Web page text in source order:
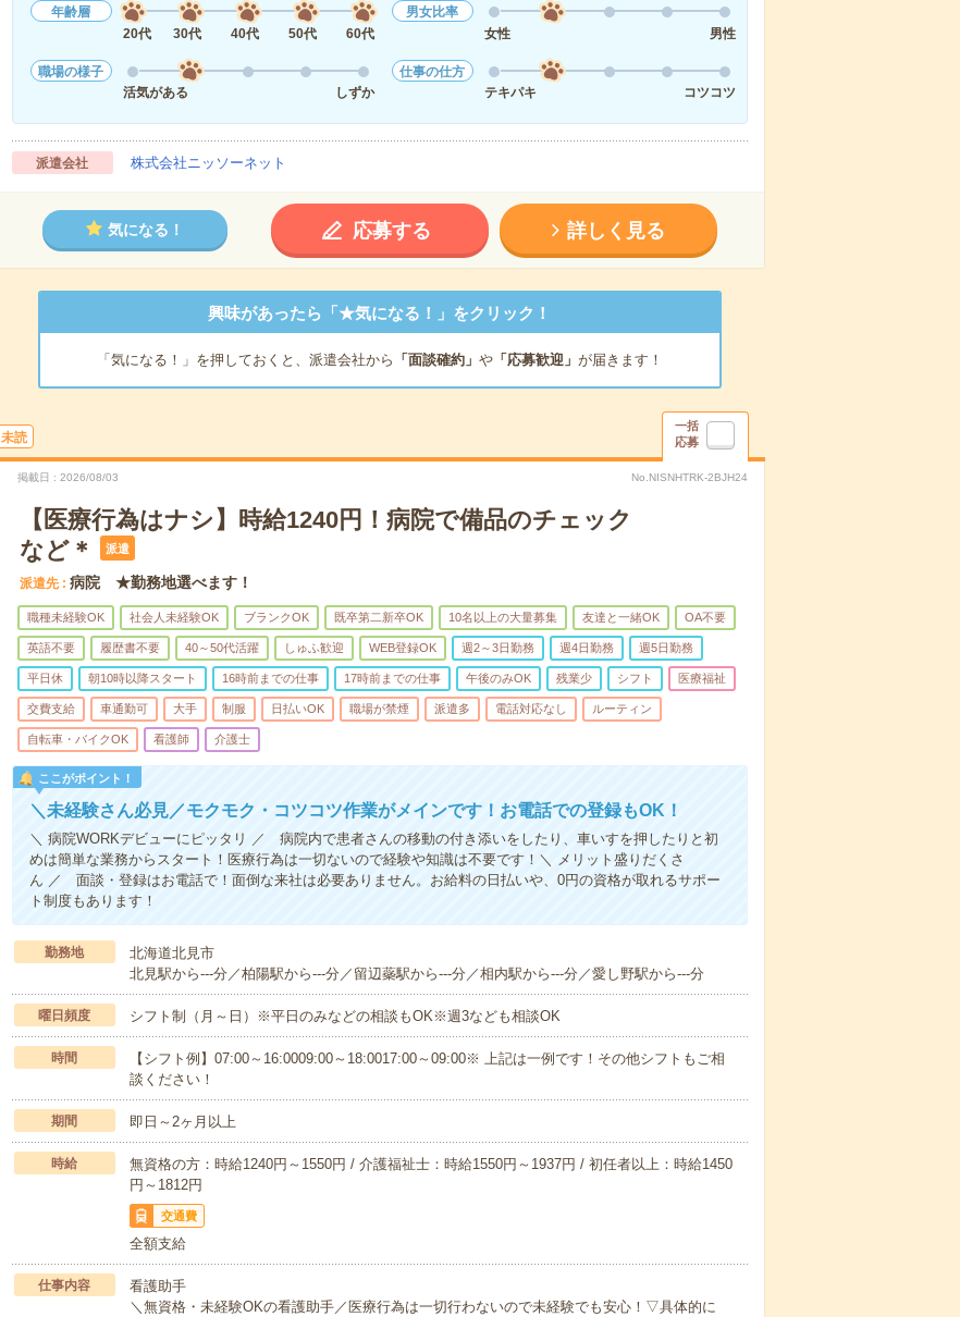
年齢層
20代
30代 40代 50代 60代
男女比率
女性
男性
職場の様子
活気がある
しずか
仕事の仕方
テキパキ
コツコツ
派遣会社 株式会社ニッソーネット
気になる！ 応募する 詳しく見る
興味があったら「★気になる！」をクリック！
「気になる！」を押しておくと、派遣会社から 「面談確約」 や「応募歓迎」 が届きます！
未読
一括
応募
掲載日 2026/08/03 No.NISNHTRK-2BJH24
【医療行為はナシ】時給1240円！病院で備品のチェック
など＊
派遣
派遣先 病院 ★勤務地選べます！
職種未経験OK 社会人未経験OK ブランクOK 既卒第二新卒OK 10名以上の大量募集 友達と一緒OK OA不要
英語不要 履歴書不要 40～50代活躍 しゅふ歓迎 WEB登録OK 週2～3日勤務 週4日勤務 週5日勤務
平日休 朝10時以降スタート 16時前までの仕事 17時前までの仕事 午後のみOK 残業少 シフト 医療福祉
交費支給 車通勤可 大手 制服 日払いOK 職場が禁煙 派遣多 電話対応なし ルーティン
自転車・バイクOK 看護師 介護士
ここがポイント！
＼未経験さん必見／モクモク・コツコツ作業がメインです！お電話での登録もOK！
＼ 病院WORKデビューにピッタリ ／ 病院内で患者さんの移動の付き添いをしたり、車いすを押したりと初
めは簡単な業務からスタート！医療行為は一切ないので経験や知識は不要です！＼ メリット盛りだくさ
ん ／ 面談・登録はお電話で！面倒な来社は必要ありません。お給料の日払いや、0円の資格が取れるサポー
ト制度もあります！
勤務地
北海道北見市
北見駅から---分／柏陽駅から---分／留辺蘂駅から---分／相内駅から---分／愛し野駅から---分
曜日頻度 シフト制（月～日）※平日のみなどの相談もOK※週3なども相談OK
時間
【シフト例】07:00～16:0009:00～18:0017:00～09:00※ 上記は一例です！その他シフトもご相
談ください！
期間 即日～2ヶ月以上
時給
無資格の方：時給1240円～1550円 / 介護福祉士：時給1550円～1937円 / 初任者以上：時給1450
円～1812円
交通費
全額支給
仕事内容
看護助手
＼無資格・未経験OKの看護助手／医療行為は一切行わないので未経験でも安心！▽具体的に